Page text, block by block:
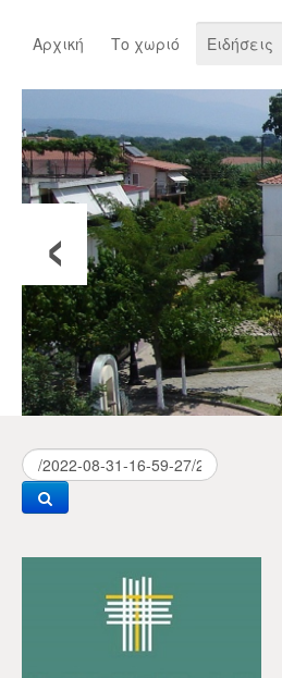
Αρχική Το χωριό Ειδήσεις
‹